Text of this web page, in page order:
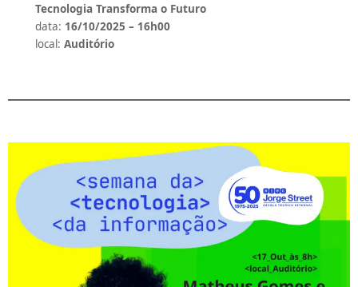
Tecnologia Transforma o Futuro
data: 16/10/2025 – 16h00
local:Auditório